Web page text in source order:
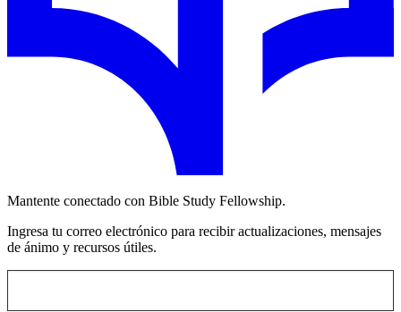
Mantente conectado con Bible Study Fellowship.
Ingresa tu correo electrónico para recibir actualizaciones, mensajes
de ánimo y recursos útiles.